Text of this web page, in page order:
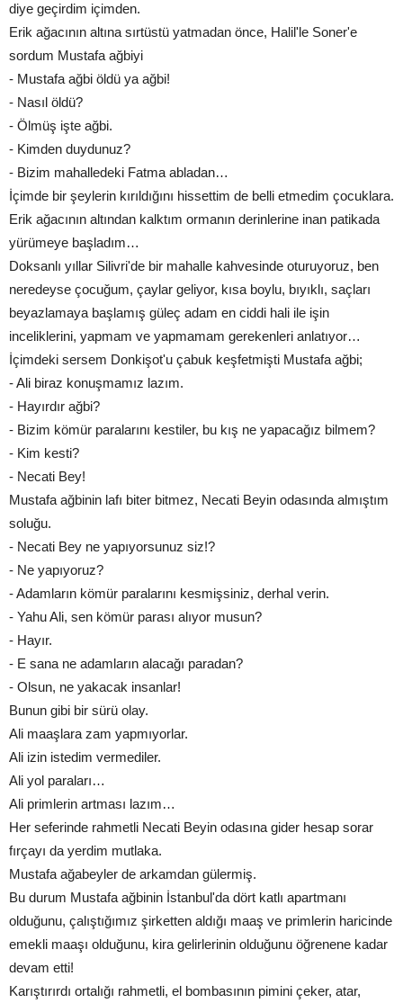
diye geçirdim içimden.
Erik ağacının altına sırtüstü yatmadan önce, Halil'le Soner'e
sordum Mustafa ağbiyi
- Mustafa ağbi öldü ya ağbi!
- Nasıl öldü?
- Ölmüş işte ağbi.
- Kimden duydunuz?
- Bizim mahalledeki Fatma abladan…
İçimde bir şeylerin kırıldığını hissettim de belli etmedim çocuklara.
Erik ağacının altından kalktım ormanın derinlerine inan patikada
yürümeye başladım…
Doksanlı yıllar Silivri'de bir mahalle kahvesinde oturuyoruz, ben
neredeyse çocuğum, çaylar geliyor, kısa boylu, bıyıklı, saçları
beyazlamaya başlamış güleç adam en ciddi hali ile işin
inceliklerini, yapmam ve yapmamam gerekenleri anlatıyor…
İçimdeki sersem Donkişot'u çabuk keşfetmişti Mustafa ağbi;
- Ali biraz konuşmamız lazım.
- Hayırdır ağbi?
- Bizim kömür paralarını kestiler, bu kış ne yapacağız bilmem?
- Kim kesti?
- Necati Bey!
Mustafa ağbinin lafı biter bitmez, Necati Beyin odasında almıştım
soluğu.
- Necati Bey ne yapıyorsunuz siz!?
- Ne yapıyoruz?
- Adamların kömür paralarını kesmişsiniz, derhal verin.
- Yahu Ali, sen kömür parası alıyor musun?
- Hayır.
- E sana ne adamların alacağı paradan?
- Olsun, ne yakacak insanlar!
Bunun gibi bir sürü olay.
Ali maaşlara zam yapmıyorlar.
Ali izin istedim vermediler.
Ali yol paraları…
Ali primlerin artması lazım…
Her seferinde rahmetli Necati Beyin odasına gider hesap sorar
fırçayı da yerdim mutlaka.
Mustafa ağabeyler de arkamdan gülermiş.
Bu durum Mustafa ağbinin İstanbul'da dört katlı apartmanı
olduğunu, çalıştığımız şirketten aldığı maaş ve primlerin haricinde
emekli maaşı olduğunu, kira gelirlerinin olduğunu öğrenene kadar
devam etti!
Karıştırırdı ortalığı rahmetli, el bombasının pimini çeker, atar,